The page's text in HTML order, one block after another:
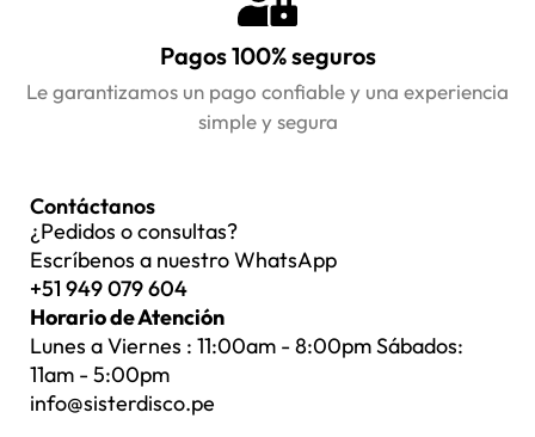
Pagos 100% seguros
Le garantizamos un pago confiable y una experiencia
simple y segura
Contáctanos
¿Pedidos o consultas?
Escríbenos a nuestro WhatsApp
+51 949 079 604
Horario de Atención
Lunes a Viernes : 11:00am - 8:00pm Sábados:
11am - 5:00pm
info@sisterdisco.pe